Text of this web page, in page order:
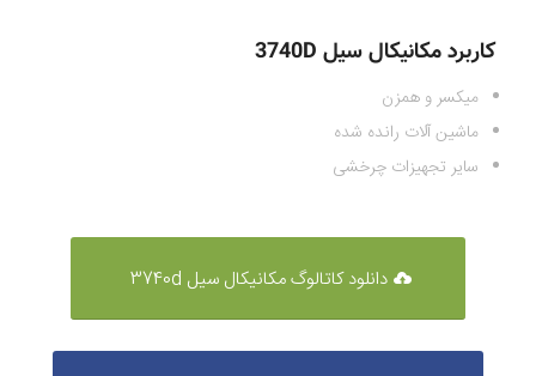
کاربرد مکانیکال سیل 3740D
میکسر و همزن
ماشین آلات رانده شده
سایر تجهیزات چرخشی
دانلود کاتالوگ مکانیکال سیل 3740d